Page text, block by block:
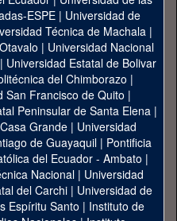
ESPE | Universidad de
Técnica de Machala|
| Universidad Nacional
| Universidad Estatal de Bolivar
del Chimborazo |
San Francisco de Quito |
Peninsular de Santa Elena|
Grande | Universidad
de Guayaquil| Pontificia
del Ecuador - Ambato |
Nacional| Universidad
del Carchi| Universidad de
Espíritu Santo | Instituto de